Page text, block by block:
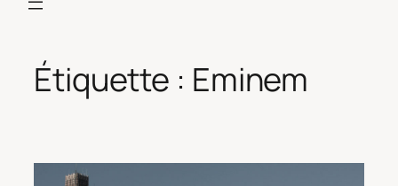
Étiquette : Eminem